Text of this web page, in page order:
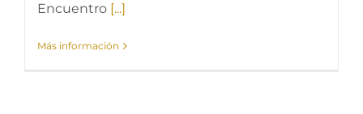
Encuentro [...]
Más información